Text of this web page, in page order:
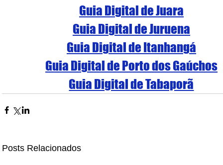
Guia Digital de Juara
Guia Digital de Juruena
Guia Digital de Itanhangá
Guia Digital de Porto dos Gaúchos
Guia Digital de Tabaporã
Posts Relacionados